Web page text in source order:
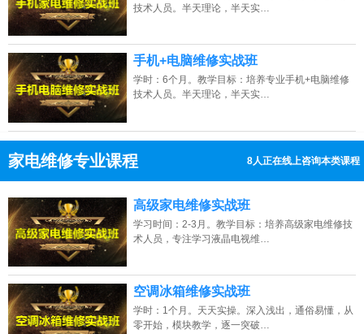
技术人员。半天理论，半天实…
手机+电脑维修实战班
学时：6个月。教学目标：培养专业手机+电脑维修
技术人员。半天理论，半天实…
家电维修专业课程 8人正在线上咨询本类课程
点击免费咨询电话：13807313137
高级家电维修实战班
学习时间：2-3月。教学目标：培养高级家电维修技
术人员，专注学习液晶电视维…
空调冰箱维修实战班
学时：1个月。天天实操。深入浅出，通俗易懂，从
零开始，模块教学，逐一突破…